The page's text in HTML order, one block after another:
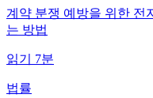
계약 분쟁 예방을 위한 전
는 방법
읽기 7분
법률